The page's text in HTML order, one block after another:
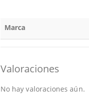
Marca
Valoraciones
No hay valoraciones aún.